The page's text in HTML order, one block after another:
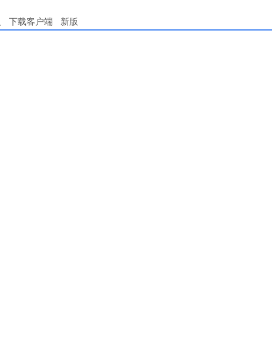
下载客户端 新版